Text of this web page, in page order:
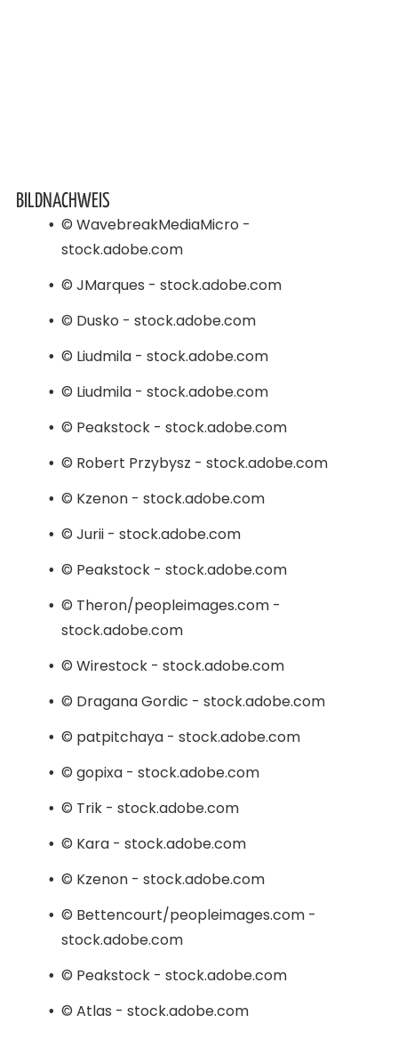
BILDNACHWEIS
© WavebreakMediaMicro -
stock.adobe.com
© JMarques - stock.adobe.com
© Dusko - stock.adobe.com
© Liudmila - stock.adobe.com
© Liudmila - stock.adobe.com
© Peakstock - stock.adobe.com
© Robert Przybysz - stock.adobe.com
© Kzenon - stock.adobe.com
© Jurii - stock.adobe.com
© Peakstock - stock.adobe.com
© Theron/peopleimages.com -
stock.adobe.com
© Wirestock - stock.adobe.com
© Dragana Gordic - stock.adobe.com
© patpitchaya - stock.adobe.com
© gopixa - stock.adobe.com
© Trik - stock.adobe.com
© Kara - stock.adobe.com
© Kzenon - stock.adobe.com
© Bettencourt/peopleimages.com -
stock.adobe.com
© Peakstock - stock.adobe.com
© Atlas - stock.adobe.com